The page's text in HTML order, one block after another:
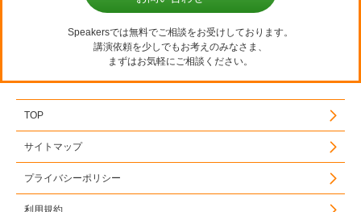
Speakersでは無料でご相談をお受けしております。
講演依頼を少しでもお考えのみなさま、
まずはお気軽にご相談ください。
TOP
サイトマップ
プライバシーポリシー